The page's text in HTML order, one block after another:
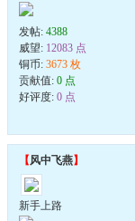
发帖: 4388
威望: 12083 点
铜币: 3673 枚
贡献值: 0 点
好评度: 0 点
【风中飞燕】
新手上路